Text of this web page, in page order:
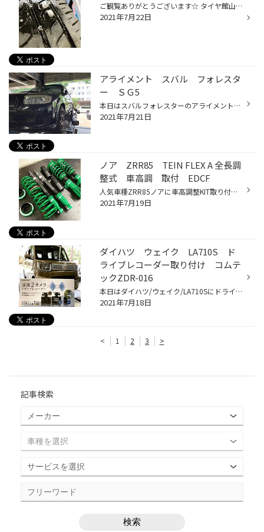
ご観覧ありがとうございます☆ タイヤ館山鼻の萱場です。 本日も多くのご利用ありがとうございます！ 今日は多くの入庫がありました！ その中の一例をピックアップ☆ ムーヴにお乗りのお客様パンクでご来店 点検すると釘が刺さっていました、、、 ぷくぷく泡が出ているところが空気の漏れているところ...
2021年7月22日
アライメント スバル フォレスタ
ー ＳＧ5
本日はスバルフォレスターのアライメントのご紹介 タイヤの内側が減るという事でご来店されました。（タイヤの画像が無くすみません・・・） 測定したデータです 黄色く囲まれてる部分が基準から大きくずれています。 この状態だとタイヤの内側に負担がかかるために内側の摩耗が早くなります。 リア...
2021年7月21日
ノア ZRR85 TEIN FLEX A 全長調
整式 車高調 取付 EDCF
人気車種ZRR85ノアに車高調整KIT取り付け。 程よくダウンし乗り心地も良くということで TEIN FLEX A ＋ EDFC ミニバン特有の底付きがないのがFLEX Aの特徴です。 更にEDFC減衰力（ショックの硬さ＝乗り心地）を専用モニターで 室内で調整又は路面に応じて適正な乗り心地にしてくれる装置。 コチラも...
2021年7月19日
ダイハツ ウェイク LA710S ド
ライブレコーダー取り付け コムテ
ックZDR-016
本日はダイハツ/ウェイク/LA710Sにドライブレコーダー取り付け 前後カメラご希望のお客様でしたので、 CMでもお馴染みコムテックのZDR-016前後２カメラモデルをご用意させて頂きました。 最近のダイハツ車はリアゲートがプラスチックで出来ているので 無理に作業をすると破損するので、熟練した作業...
2021年7月18日
< 1 2 3 >
記事検索